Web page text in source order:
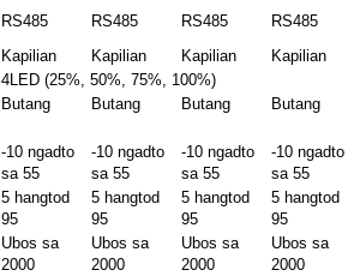
RS485 RS485 RS485
RS485
Kapilian Kapilian Kapilian
Kapilian
4LED (25%, 50%, 75%, 100%)
Butang Butang Butang
Butang
-10 ngadto
sa 55
-10 ngadto
sa 55
-10 ngadto
sa 55
-10 ngadto
sa 55
5 hangtod
95
5 hangtod
95
5 hangtod
95
5 hangtod
95
Ubos sa
2000
Ubos sa
2000
Ubos sa
2000
Ubos sa
2000